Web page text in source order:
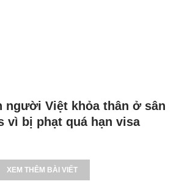
người Việt khỏa thân ở sân
vì bị phạt quá hạn visa
XEM THÊM BÀI VIẾT